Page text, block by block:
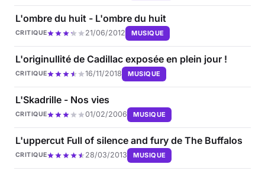
L'ombre du huit - L'ombre du huit
CRITIQUE 21/06/2012 MUSIQUE
L'originullité de Cadillac exposée en plein jour !
CRITIQUE 16/11/2018 MUSIQUE
L'Skadrille - Nos vies
CRITIQUE 01/02/2006 MUSIQUE
L'uppercut Full of silence and fury de The Buffalos
CRITIQUE 28/03/2013 MUSIQUE